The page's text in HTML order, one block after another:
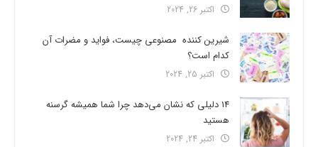
اکتبر 26, 2024
شیرین کننده مصنوعی چیست، فواید و مضرات آن
کدام است؟
اکتبر 25, 2024
14 دلیلی که نشان می‌دهد چرا شما همیشه گرسنه
هستید
اکتبر 24, 2024